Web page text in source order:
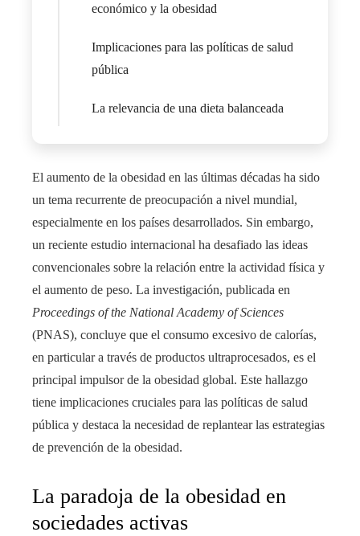
económico y la obesidad
Implicaciones para las políticas de salud
pública
La relevancia de una dieta balanceada
El aumento de la obesidad en las últimas décadas ha sido
un tema recurrente de preocupación a nivel mundial,
especialmente en los países desarrollados. Sin embargo,
un reciente estudio internacional ha desafiado las ideas
convencionales sobre la relación entre la actividad física y
el aumento de peso. La investigación, publicada en
Proceedings of the National Academy of Sciences
(PNAS), concluye que el consumo excesivo de calorías,
en particular a través de productos ultraprocesados, es el
principal impulsor de la obesidad global. Este hallazgo
tiene implicaciones cruciales para las políticas de salud
pública y destaca la necesidad de replantear las estrategias
de prevención de la obesidad.
La paradoja de la obesidad en
sociedades activas